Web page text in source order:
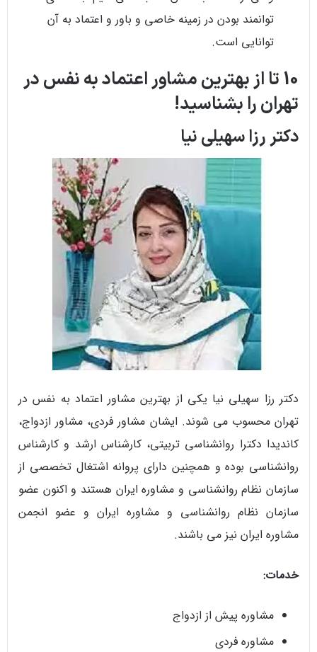
توانمند بودن در زمینه خاصی و باور و اعتماد به آن
توانایی است.
10 تا از بهترین مشاور اعتماد به نفس در
تهران را بشناسید!
دکتر رزا سهیلی نیا
دکتر رزا سهیلی نیا یکی از بهترین مشاور اعتماد به نفس در
تهران محسوب می شوند. ایشان مشاور فردی، مشاور ازدواج،
کاندیدا دکترا روانشناسی تربیتی، کارشناس ارشد و کارشناس
روانشناسی بوده و همچنین دارای پروانه اشتغال تخصصی از
سازمان نظام روانشناسی و مشاوره ایران هستند و اکنون عضو
سازمان نظام روانشناسی و مشاوره ایران و عضو انجمن
مشاوره ایران نیز می باشند.
خدمات:
مشاوره پیش از ازدواج
مشاوره فردی